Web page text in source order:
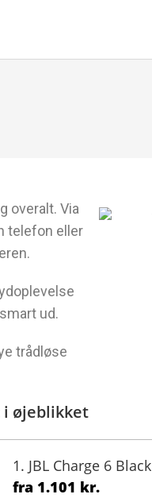
overalt. Via
telefon eller
ud.
trådløse
øjeblikket
1. JBL Charge 6 Black
fra 1.101 kr.